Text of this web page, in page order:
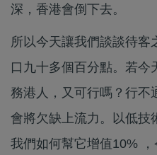
深，香港會倒下去。
所以今天讓我們談談待客
口九十多個百分點。若今
務港人，又可行嗎？行不
會將欠缺上流力。以低技
我們如何幫它增值10%